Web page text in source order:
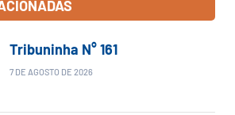
Tribuninha N° 161
7 DE AGOSTO DE 2026